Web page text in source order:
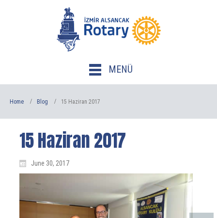
MENÜ
Home Blog 15 Haziran 2017
15 Haziran 2017
June 30, 2017